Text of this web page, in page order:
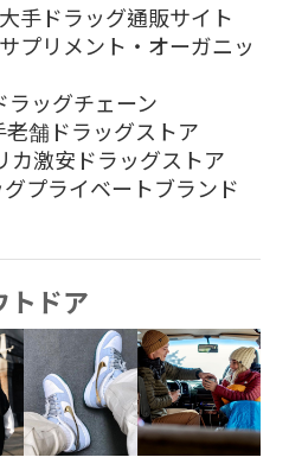
手ドラッグ通販サイト
サプリメント・オーガニッ
ラッグチェーン
老舗ドラッグストア
カ激安ドラッグストア
グプライベートブランド
トドア